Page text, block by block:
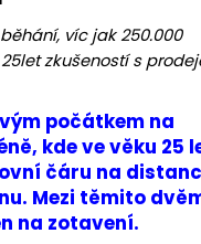
víc jak 250.000
zkušeností s
počátkem na
kde ve věku 25
čáru na
Mezi těmito
na zotavení.